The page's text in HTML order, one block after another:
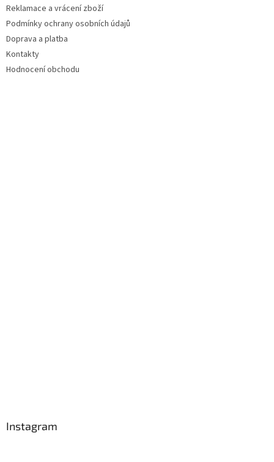
Reklamace a vrácení zboží
Podmínky ochrany osobních údajů
Doprava a platba
Kontakty
Hodnocení obchodu
Instagram